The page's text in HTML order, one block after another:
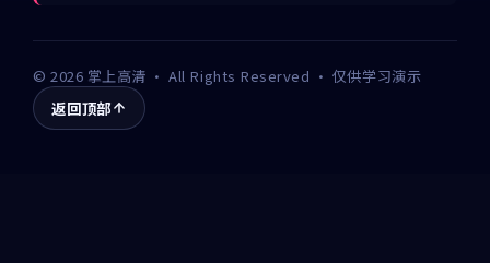
©2026 掌上高清 · All Rights Reserved · 仅供学习演示
返回顶部